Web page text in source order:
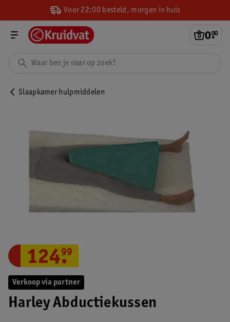
Voor 22:00 besteld, morgen in huis
0.
00
Slaapkamer hulpmiddelen
Verkoop via partner
Harley Abductiekussen
124.
99